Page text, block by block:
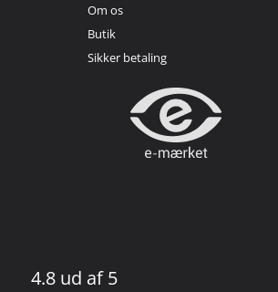
Om os
Butik
Sikker betaling
4.8 ud af 5